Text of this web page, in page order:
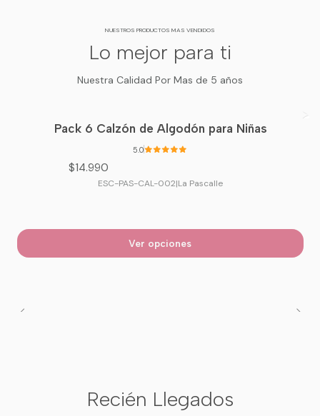
NUESTROS PRODUCTOS MAS VENDIDOS
Lo mejor para ti
Nuestra Calidad Por Mas de 5 años
Pack 6 Calzón de Algodón para Niñas
5.0
$14.990
ESC-PAS-CAL-002|La Pascalle
Ver opciones
Recién Llegados